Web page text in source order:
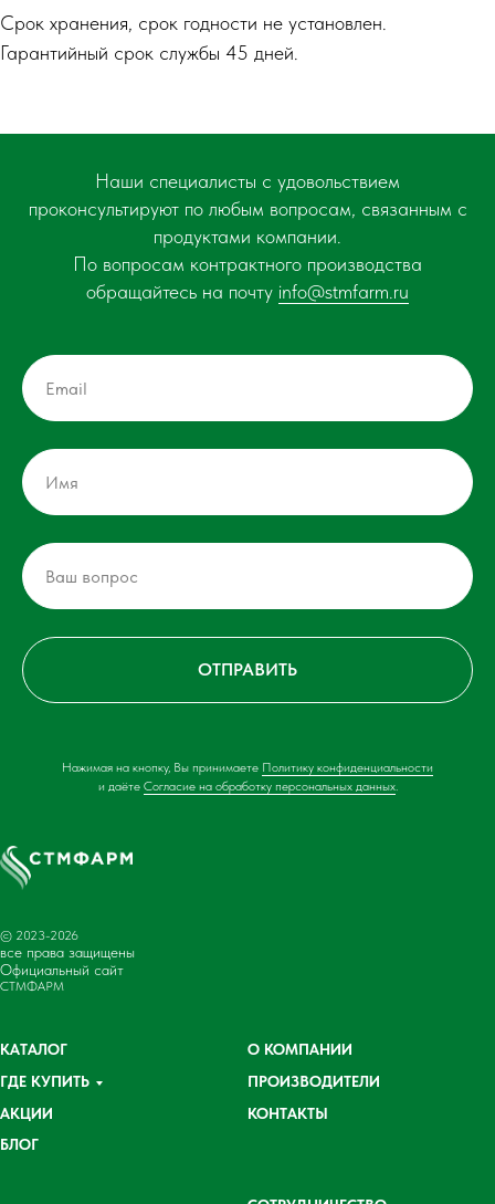
Срок хранения, срок годности не установлен.
Гарантийный срок службы 45 дней.
Наши специалисты с удовольствием
проконсультируют по любым вопросам, связанным с
продуктами компании.
По вопросам контрактного производства
обращайтесь на почту info@stmfarm.ru
ОТПРАВИТЬ
Нажимая на кнопку, Вы принимаете Политику конфиденциальности
и даёте Согласие на обработку персональных данных.
© 2023-2026
все права защищены
Официальный сайт
СТМФАРМ
КАТАЛОГ
ГДЕ КУПИТЬ
АКЦИИ
БЛОГ
О КОМПАНИИ
ПРОИЗВОДИТЕЛИ
КОНТАКТЫ